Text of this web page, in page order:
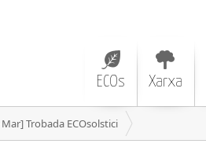
ECOs Xarxa
Trobada ECOsolstici